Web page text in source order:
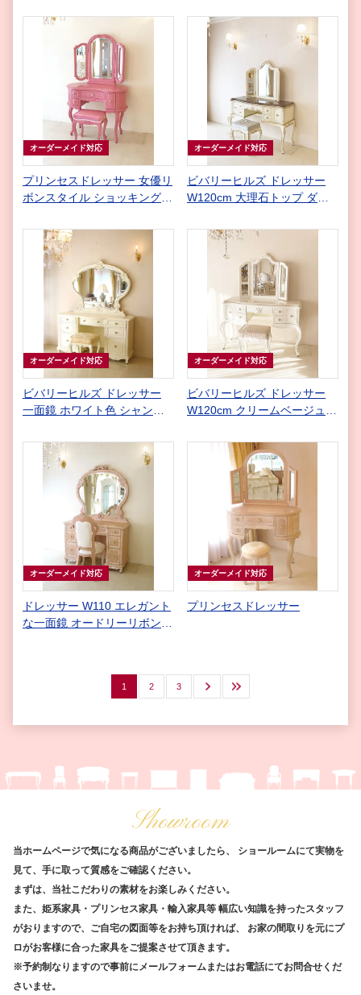
イト色 アントワネットのタッ
仕上げ
オーダーメイド対応
プリンセスドレッサー 女優リ
ボンスタイル ショッキングピ
張地
オーダーメイド対応
ビバリーヒルズ ドレッサー
W120cm 大理石トップ ダー
ホワイト&ゴールド色
オーダーメイド対応
ビバリーヒルズ ドレッサー
一面鏡 ホワイト色 シャンパ
オーダーメイド対応
ビバリーヒルズ ドレッサー
W120cm クリームベージュ大
刻 ホワイト色 ピンク花かご
柄の張り地
オーダーメイド対応
ドレッサー W110 エレガント
な一面鏡 オードリーリボンと
オーダーメイド対応
プリンセスドレッサー
1 2 3 次へ 最後
Showroom
当ホームページで気になる商品がございましたら、
ショールームにて実物を
見て、手に取って質感をご確認ください。
まずは、当社こだわりの素材をお楽しみください。
また、姫系家具・プリンセス家具・輸入家具等 幅広い知識を持ったスタッフ
がおりますので、ご自宅の図面等をお持ち頂ければ、
お家の間取りを元にプ
ロがお客様に合った家具をご提案させて頂きます。
※予約制なりますので事前にメールフォームまたはお電話にてお問合せくだ
さいませ。